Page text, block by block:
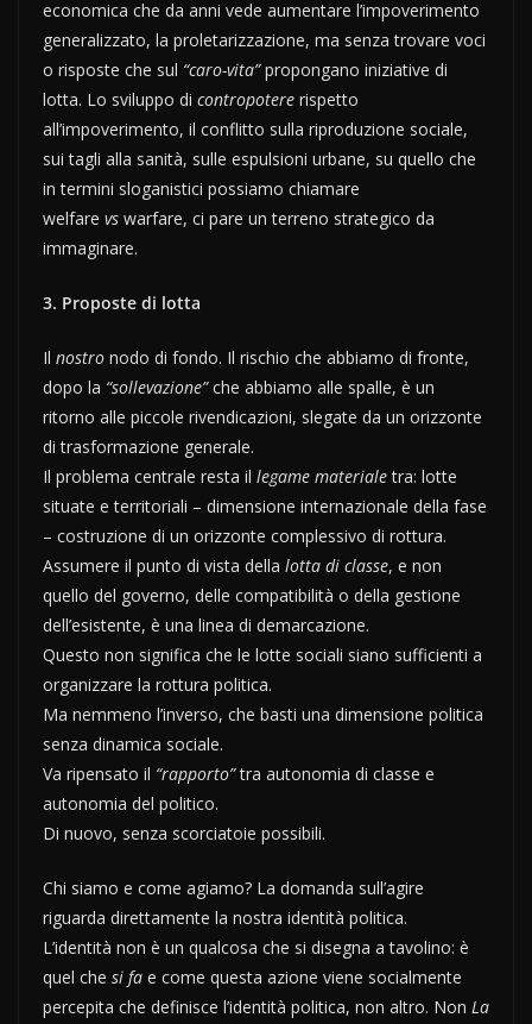
economica che da anni vede aumentare l’impoverimento
generalizzato, la proletarizzazione, ma senza trovare voci
o risposte che sul “caro-vita”propongano iniziative di
lotta. Lo sviluppo di contropotere rispetto
all’impoverimento, il conflitto sulla riproduzione sociale,
sui tagli alla sanità, sulle espulsioni urbane, su quello che
in termini sloganistici possiamo chiamare
welfare vs warfare, ci pare un terreno strategico da
immaginare.
3. Proposte di lotta
Il nostro nodo di fondo. Il rischio che abbiamo di fronte,
dopo la “sollevazione”che abbiamo alle spalle, è un
ritorno alle piccole rivendicazioni, slegate da un orizzonte
di trasformazione generale.
Il problema centrale resta il legame materialetra: lotte
situate e territoriali – dimensione internazionale della fase
– costruzione di un orizzonte complessivo di rottura.
Assumere il punto di vista della lotta di classe, e non
quello del governo, delle compatibilità o della gestione
dell’esistente, è una linea di demarcazione.
Questo non significa che le lotte sociali siano sufficienti a
organizzare la rottura politica.
Ma nemmeno l’inverso, che basti una dimensione politica
senza dinamica sociale.
Va ripensato il “rapporto”tra autonomia di classe e
autonomia del politico.
Di nuovo, senza scorciatoie possibili.
Chi siamo e come agiamo? La domanda sull’agire
riguarda direttamente la nostra identità politica.
L’identità non è un qualcosa che si disegna a tavolino: è
quel che si fa e come questa azione viene socialmente
percepita che definisce l’identità politica, non altro. Non La